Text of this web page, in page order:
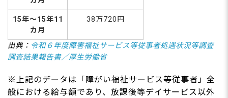
15年～15年11
カ月
38万720円
出典： 令和６年度障害福祉サービス等従事者処遇状況等調査
調査結果報告書／厚生労働省
※上記のデータは「障がい福祉サービス等従事者」全
般における給与額であり、放課後等デイサービス以外